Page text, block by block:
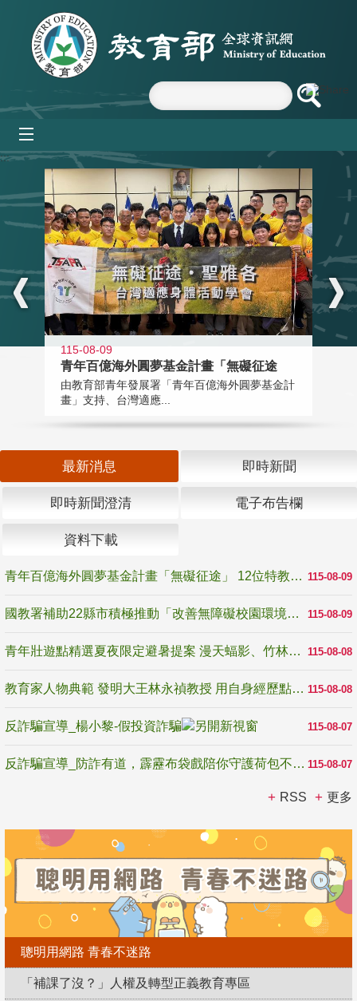
跳到主要內容區塊
:::
115-08-09
青年百億海外圓夢基金計畫「無礙征途
由教育部青年發展署「青年百億海外圓夢基金計
畫」支持、台灣適應...
最新消息 即時新聞
即時新聞澄清 電子布告欄
資料下載
115-08-09
青年百億海外圓夢基金計畫「無礙征途」 12位特教與弱勢青年勇闖西班牙 跨越感官限制見證生命蛻變
115-08-09
國教署補助22縣市積極推動「改善無障礙校園環境計畫」 打造友善、安全、無礙學習空間
115-08-08
青年壯遊點精選夏夜限定避暑提案 漫天蝠影、竹林尋蛙、茶香夜觀 邀青年暮色出發
115-08-08
教育家人物典範 發明大王林永禎教授 用自身經歷點亮學生的路
115-08-07
反詐騙宣導_楊小黎-假投資詐騙
115-08-07
反詐騙宣導_防詐有道，霹靂布袋戲陪你守護荷包不受騙
RSS 更多
聰明用網路 青春不迷路
「補課了沒？」人權及轉型正義教育專區